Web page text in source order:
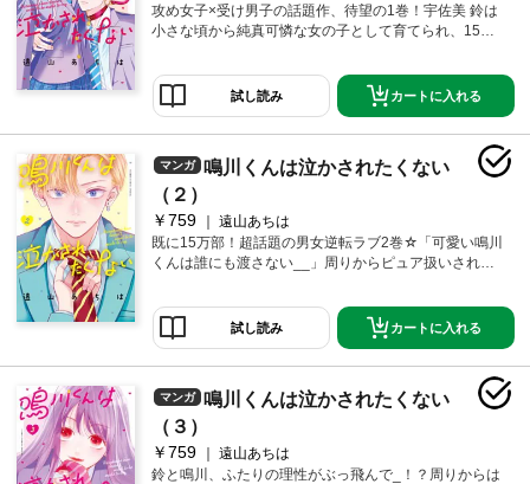
攻め女子×受け男子の話題作、待望の1巻！宇佐美 鈴は
小さな頃から純真可憐な女の子として育てられ、15歳
もみんなは知らない…本当はめちゃめちゃにされてるM
男子が大好きなことを！休み時間にいつも通りドM男子
まんがを堪能していると、同じクラスの俺様男子・鳴
川琉生と鉢合わせてしまい！？ 彼が自信満々に強気な
ドS発言をするほど泣かせたくなる！ ぐしょぐしょにさ
れて泣かされちゃう姿…きっとかわいいに決まって
る…鳴川くんには…絶対に素質がある――!!デジタルで
超話題＆爆売れの純真な攻め女子×強気な受け男子の新
時代青春ラブ、待望の第1巻ついに発売☆
試し読み カートに入れる
マンガ
鳴川くんは泣かされたくない
（２）
￥759
遠山あちは
既に15万部！超話題の男女逆転ラブ2巻☆「可愛い鳴川
くんは誰にも渡さない__」周りからピュア扱いされて
てしまい、つい手を出してしまって！？文化祭中、
「犬みたい」と言ったことで喧嘩してしまう鈴と鳴
川。さらに他の女子に体を触られる鳴川を見た鈴は、
自覚が足りない鳴川に躾直しを決意！？強気に抗おう
とする鳴川だけど、段々と鈴に夢中になってしま
い・・・既に15万部突破の超話題作！！純真可憐な攻
め女子×強気な受け男子の新時代青春ラブ、第2巻☆
試し読み カートに入れる
マンガ
鳴川くんは泣かされたくない
（３）
￥759
遠山あちは
鈴と鳴川、ふたりの理性がぶっ飛んで_！？周りからは